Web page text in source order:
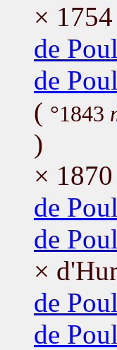
×
de
de
( °1843
)
×
de
de
×
de
de